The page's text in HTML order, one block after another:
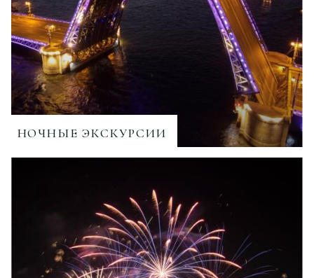
НОЧНЫЕ ЭКСКУРСИИ